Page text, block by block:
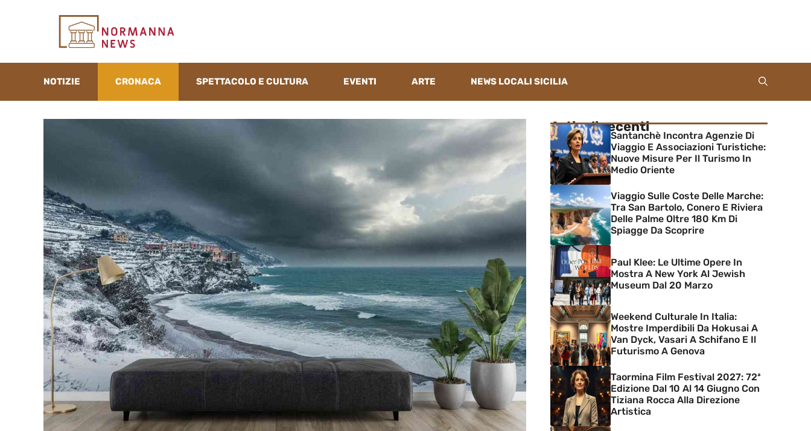
NOTIZIE CRONACA SPETTACOLO E CULTURA EVENTI ARTE NEWS LOCALI SICILIA
Articoli recenti
Santanchè Incontra Agenzie Di
Viaggio E Associazioni Turistiche:
Nuove Misure Per Il Turismo In
Medio Oriente
Viaggio Sulle Coste Delle Marche:
Tra San Bartolo, Conero E Riviera
Delle Palme Oltre 180 Km Di
Spiagge Da Scoprire
Paul Klee: Le Ultime Opere In
Mostra A New York Al Jewish
Museum Dal 20 Marzo
Weekend Culturale In Italia:
Mostre Imperdibili Da Hokusai A
Van Dyck, Vasari A Schifano E Il
Futurismo A Genova
Taormina Film Festival 2027: 72ª
Edizione Dal 10 Al 14 Giugno Con
Tiziana Rocca Alla Direzione
Artistica